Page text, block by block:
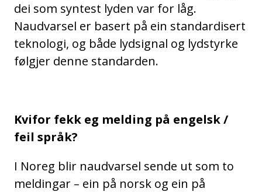
dei som syntest lyden var for låg.
Naudvarsel er basert på ein standardisert
teknologi, og både lydsignal og lydstyrke
følgjer denne standarden.
Kvifor fekk eg melding på engelsk /
feil språk?
I Noreg blir naudvarsel sende ut som to
meldingar – ein på norsk og ein på